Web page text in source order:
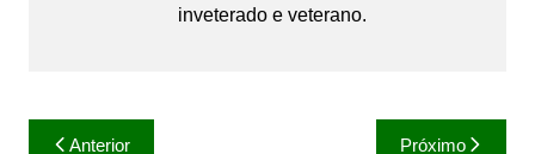
inveterado e veterano.
Navegação
Anterior Próximo